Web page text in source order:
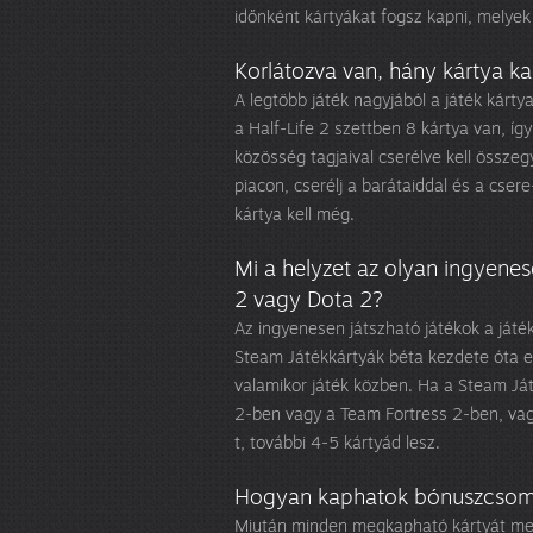
időnként kártyákat fogsz kapni,
Korlátozva van, hány kártya
A legtöbb játék nagyjából a játék
a Half-Life 2 szettben 8 kártya van,
közösség tagjaival cserélve kell
piacon, cserélj a barátaiddal és a
kártya kell még.
Mi a helyzet az olyan
2 vagy Dota 2?
Az ingyenesen játszható játékok a
Steam Játékkártyák béta kezdete óta
valamikor játék közben. Ha a Steam
2-ben vagy a Team Fortress 2-ben,
t, további 4-5 kártyád lesz.
Hogyan kaphatok
Miután minden megkapható kártyát